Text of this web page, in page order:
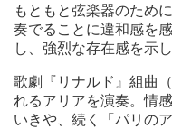
もともと弦楽器のため
奏でることに違和感を
し、強烈な存在感を示し
歌劇『リナルド』組曲
れるアリアを演奏。情
いきや、続く「パリの